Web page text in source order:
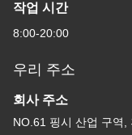
작업 시간
8:00-20:00
우리 주소
회사 주소
NO.61 핑시 산업 구역